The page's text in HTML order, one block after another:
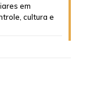
em
cultura e